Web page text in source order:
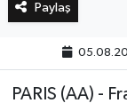
Paylaş
PARIS (AA) -